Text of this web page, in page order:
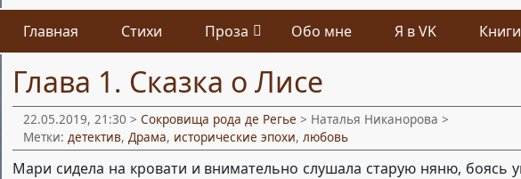
Главная Стихи Проза Обо мне Я в VK Книги
Глава 1. Сказка о Лисе
22.05.2019, 21:30 > Сокровища рода де Регье > Наталья Никанорова >
Метки: детектив, Драма, исторические эпохи, любовь
Мари сидела на кровати и внимательно слушала старую няню, боясь